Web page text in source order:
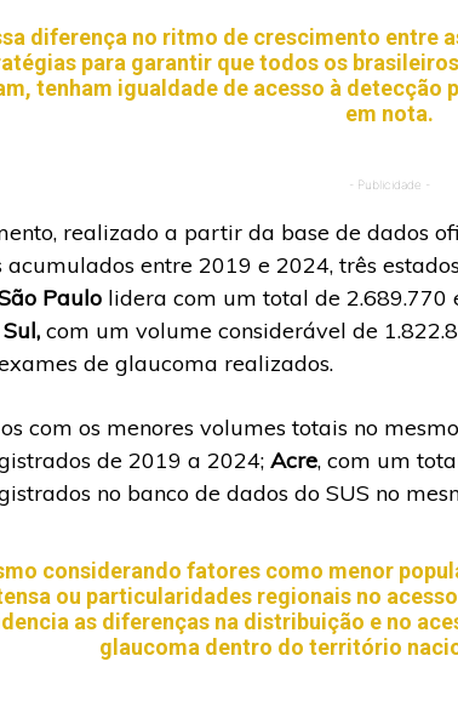
diferença no ritmo de crescimento entre
para garantir que todos os
tenham igualdade de acesso à detecção
em nota.
- Publicidade -
realizado a partir da base de dados
acumulados entre 2019 e 2024, três
Paulo lidera com um total de 2.689.770
com um volume considerável de
de glaucoma realizados.
com os menores volumes totais no
de 2019 a 2024; Acre, com um
no banco de dados do SUS no
considerando fatores como menor
ou particularidades regionais no
as diferenças na distribuição e no
glaucoma dentro do território